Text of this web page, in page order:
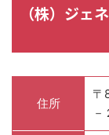
（株）ジェ
住所
〒
－